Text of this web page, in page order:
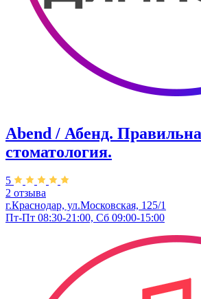
Abend / Абенд.
стоматология.
5
2 отзыва
г.Краснодар, ул.Московская, 125/1
Пт-Пт 08:30-21:00, Сб 09:00-15:00